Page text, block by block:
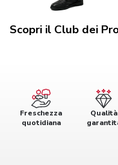
Scopri il Club dei
Freschezza
quotidiana
Qualità